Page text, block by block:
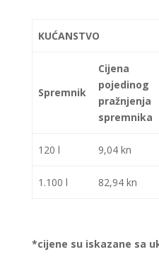
KUĆANSTVO
Spremnik
Cijena
pojedinog
pražnjenja
spremnika
120 l 9,04 kn
1.100 l 82,94 kn
*cijene su iskazane sa